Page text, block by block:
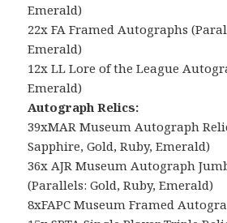
Emerald)
22x FA Framed Autographs
Emerald)
12x LL Lore of the League
Emerald)
Autograph Relics:
39xMAR Museum Autograph
Sapphire, Gold, Ruby, Emerald)
36x AJR Museum Autograph
(Parallels: Gold, Ruby, Emerald)
8xFAPC Museum Framed